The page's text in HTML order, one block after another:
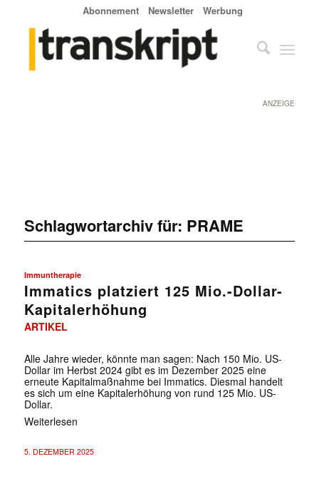
Abonnement Newsletter Werbung
ANZEIGE
Schlagwortarchiv für: PRAME
Immuntherapie
Immatics platziert 125 Mio.-Dollar-
Kapitalerhöhung
ARTIKEL
Alle Jahre wieder, könnte man sagen: Nach 150 Mio. US-
Dollar im Herbst 2024 gibt es im Dezember 2025 eine
erneute Kapitalmaßnahme bei Immatics. Diesmal handelt
es sich um eine Kapitalerhöhung von rund 125 Mio. US-
Dollar.
Weiterlesen
5. DEZEMBER 2025